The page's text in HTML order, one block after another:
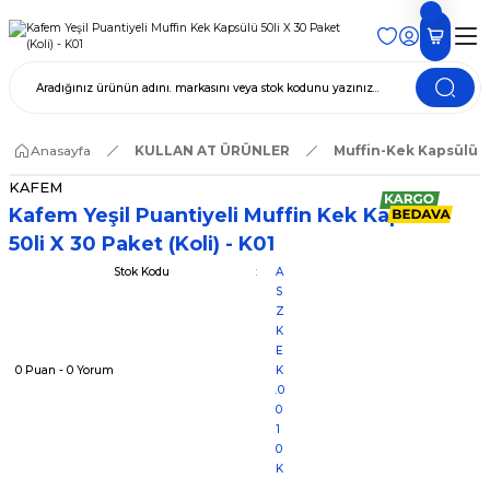
Anasayfa KULLAN AT ÜRÜNLER Muffin-Kek Kapsülü
KAFEM
Kafem Yeşil Puantiyeli Muffin Kek Kapsülü
50li X 30 Paket (Koli) - K01
0 Puan - 0 Yorum
Stok Kodu
A
S
Z
K
E
K
.0
0
1
0
K